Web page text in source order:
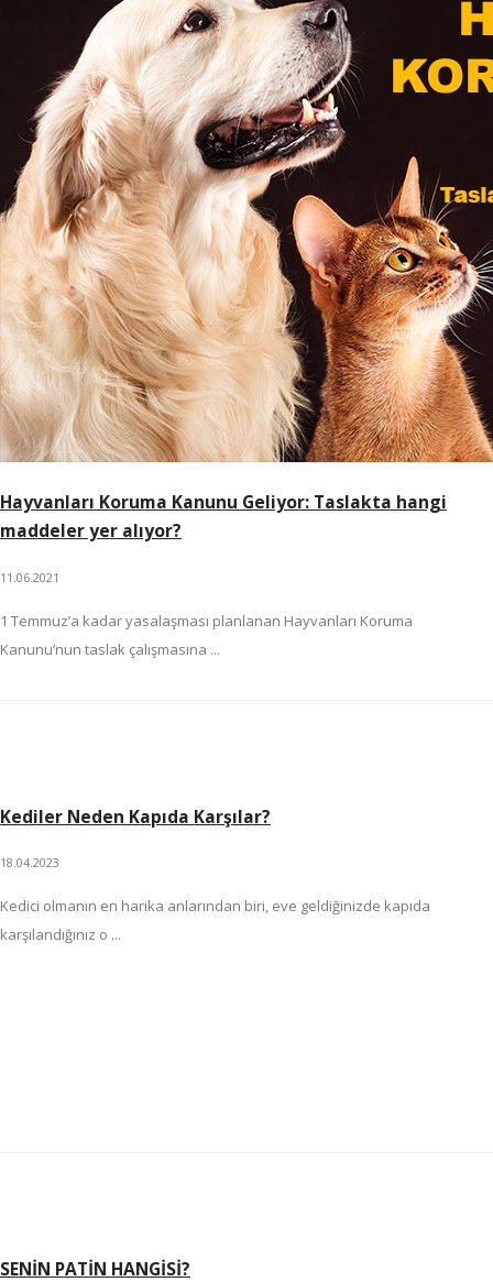
Hayvanları Koruma Kanunu Geliyor: Taslakta hangi
maddeler yer alıyor?
11.06.2021
1 Temmuz’a kadar yasalaşması planlanan Hayvanları Koruma
Kanunu’nun taslak çalışmasına ...
Kediler Neden Kapıda Karşılar?
18.04.2023
Kedici olmanın en harika anlarından biri, eve geldiğinizde kapıda
karşılandığınız o ...
SENİN PATİN HANGİSİ?